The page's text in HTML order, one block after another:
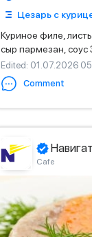
Цезарь с
Куриное филе,
сыр пармезан, соус
Edited: 01.07.2026
Comment
Сafe